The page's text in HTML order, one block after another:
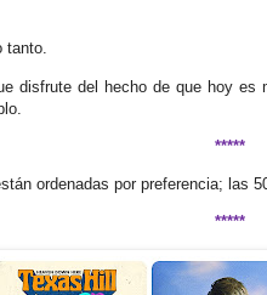
tanto.
disfrute del hecho de que hoy
*****
ordenadas por preferencia; las
*****